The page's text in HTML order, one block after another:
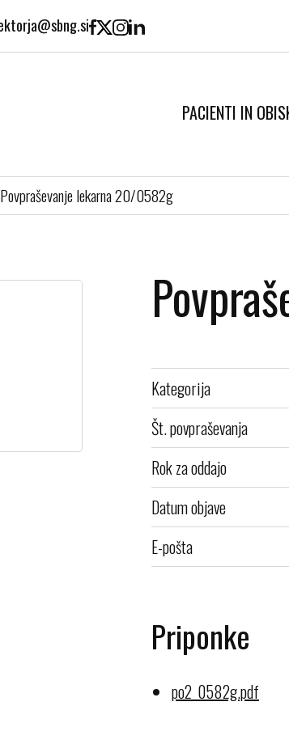
PACIENTI IN
Povpraševanje lekarna 20/0582g
Kategorija
Št. povpraševanja
Rok za oddajo
Datum objave
E-pošta
Priponke
po2_0582g.pdf